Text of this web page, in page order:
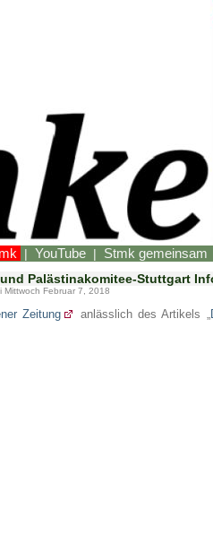
| YouTube | Stmk gemeinsam
Palästinakomitee-Stuttgart
Mittwoch Februar 7, 2018
Zeitung anlässlich des Artikels „